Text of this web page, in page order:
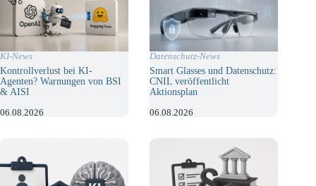
KI-News
Kontrollverlust bei KI-
Agenten? Warnungen von BSI
& AISI
06.08.2026
Datenschutz-News
Smart Glasses und Datenschutz:
CNIL veröffentlicht
Aktionsplan
06.08.2026